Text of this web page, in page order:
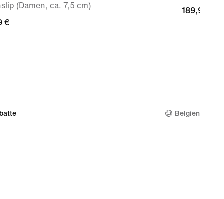
(Damen, ca. 7,5 cm)
€
€
189,99 €
189,99 €
Belgien